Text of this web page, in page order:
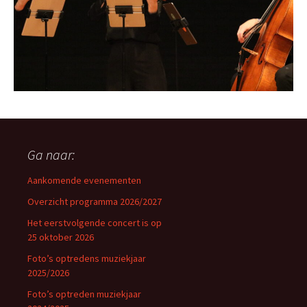
Ga naar:
Aankomende evenementen
Overzicht programma 2026/2027
Het eerstvolgende concert is op
25 oktober 2026
Foto’s optredens muziekjaar
2025/2026
Foto’s optreden muziekjaar